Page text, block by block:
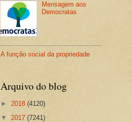
Mensagem aos
Democratas
A função social da propriedade
Arquivo do blog
► 2018 (4120)
▼ 2017 (7241)